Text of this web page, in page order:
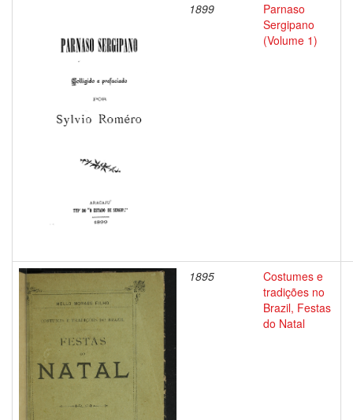
1899
Parnaso
Sergipano
(Volume 1)
1895
Costumes e
tradições no
Brazil, Festas
do Natal